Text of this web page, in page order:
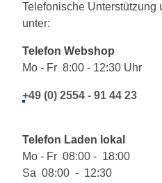
Telefonische Unterstützung
unter:
Telefon Webshop
Mo - Fr 8:00 - 12:30 Uhr
+49 (0) 2554 - 91 44 23
Telefon Laden lokal
Mo - Fr 08:00 - 18:00
Sa 08:00 - 12:30